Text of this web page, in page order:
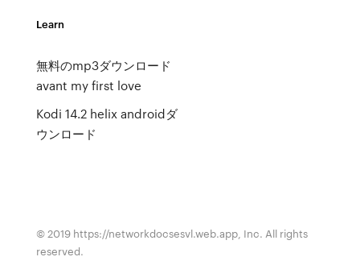
Learn
無料のmp3ダウンロード
avant my first love
Kodi 14.2 helix androidダ
ウンロード
© 2019 https://networkdocsesvl.web.app, Inc. All rights
reserved.